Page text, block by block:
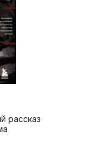
рассказ